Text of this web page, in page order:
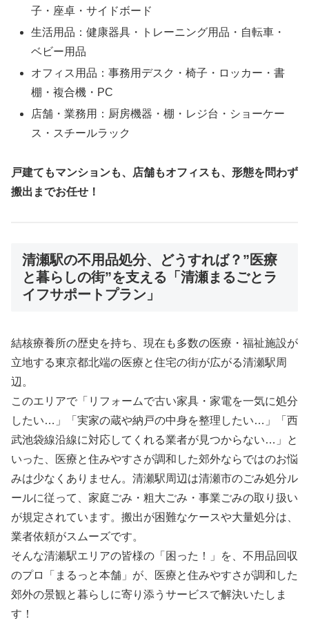
子・座卓・サイドボード
生活用品：健康器具・トレーニング用品・自転車・
ベビー用品
オフィス用品：事務用デスク・椅子・ロッカー・書
棚・複合機・PC
店舗・業務用：厨房機器・棚・レジ台・ショーケー
ス・スチールラック
戸建てもマンションも、店舗もオフィスも、形態を問わず
搬出までお任せ！
清瀬駅の不用品処分、どうすれば？”医療
と暮らしの街”を支える「清瀬まるごとラ
イフサポートプラン」
結核療養所の歴史を持ち、現在も多数の医療・福祉施設が
立地する東京都北端の医療と住宅の街が広がる清瀬駅周
辺。
このエリアで「リフォームで古い家具・家電を一気に処分
したい…」「実家の蔵や納戸の中身を整理したい…」「西
武池袋線沿線に対応してくれる業者が見つからない…」と
いった、医療と住みやすさが調和した郊外ならではのお悩
みは少なくありません。清瀬駅周辺は清瀬市のごみ処分ル
ールに従って、家庭ごみ・粗大ごみ・事業ごみの取り扱い
が規定されています。搬出が困難なケースや大量処分は、
業者依頼がスムーズです。
そんな清瀬駅エリアの皆様の「困った！」を、不用品回収
のプロ「まるっと本舗」が、医療と住みやすさが調和した
郊外の景観と暮らしに寄り添うサービスで解決いたしま
す！